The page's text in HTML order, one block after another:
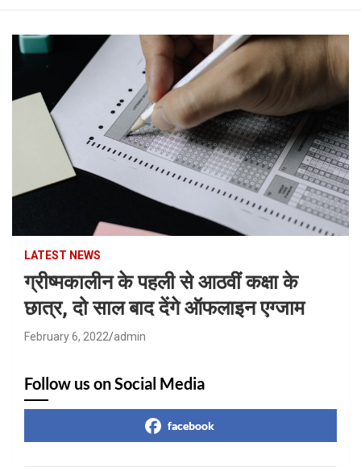
LATEST NEWS
ग्रीष्मकालीन के पहली से आठवीं कक्षा के
छात्र, दो साल बाद देंगे ऑफलाइन एग्जाम
February 6, 2022 admin
Follow us on Social Media
facebook